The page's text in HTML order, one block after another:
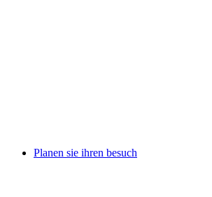
Planen sie ihren besuch